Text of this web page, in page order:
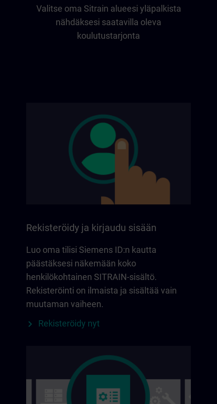
Valitse oma Sitrain alueesi yläpalkista
nähdäksesi saatavilla oleva
koulutustarjonta
Rekisteröidy ja kirjaudu sisään
Luo oma tilisi Siemens ID:n kautta
päästäksesi näkemään koko
henkilökohtainen SITRAIN-sisältö.
Rekisteröinti on ilmaista ja sisältää vain
muutaman vaiheen.
Rekisteröidy nyt